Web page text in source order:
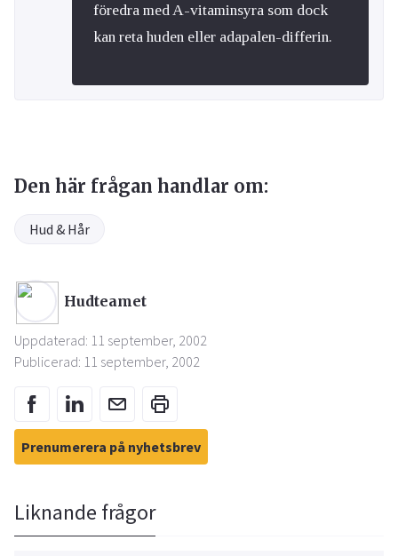
föredra med A-vitaminsyra som dock
kan reta huden eller adapalen-differin.
Den här frågan handlar om:
Hud & Hår
Hudteamet
Uppdaterad: 11 september, 2002
Publicerad: 11 september, 2002
Prenumerera på nyhetsbrev
Liknande frågor